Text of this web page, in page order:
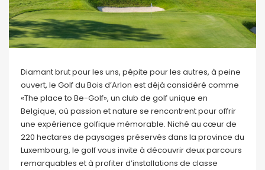
Diamant brut pour les uns, pépite pour les autres, à peine
ouvert, le Golf du Bois d’Arlon est déjà considéré comme
«The place to Be-Golf», un club de golf unique en
Belgique, où passion et nature se rencontrent pour offrir
une expérience golfique mémorable. Niché au cœur de
220 hectares de paysages préservés dans la province du
Luxembourg, le golf vous invite à découvrir deux parcours
remarquables et à profiter d’installations de classe